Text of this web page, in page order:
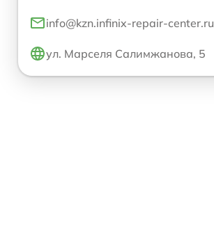
info@kzn.infinix-repair-center.ru
ул. Марселя Салимжанова, 5